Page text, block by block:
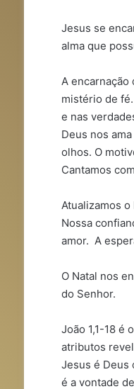
Jesus se
alma que
A encarnação
mistério de
e nas
Deus nos
olhos. O
Cantamos
Atualizamos
Nossa
amor. A
O Natal nos
do Senhor.
João 1,1-18 é
atributos
Jesus é Deus
é a vontade